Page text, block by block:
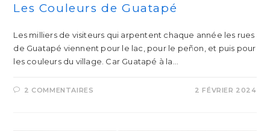
Les Couleurs de Guatapé
Les milliers de visiteurs qui arpentent chaque année les rues
de Guatapé viennent pour le lac, pour le peñon, et puis pour
les couleurs du village. Car Guatapé à la…
2 COMMENTAIRES 2 FÉVRIER 2024